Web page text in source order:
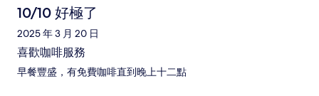
10/10 好極了
2025 年 3 月 20 日
喜歡咖啡服務
早餐豐盛，有免費咖啡直到晚上十二點